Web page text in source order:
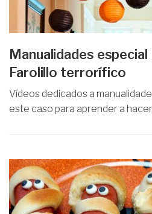
Manualidades especial
Farolillo terrorífico
Vídeos dedicados a
este caso para aprender a